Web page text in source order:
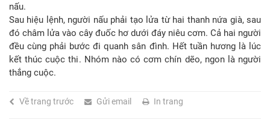
nấu.
Sau hiệu lệnh, người nấu phải tạo lửa từ hai thanh nứa già, sau
đó châm lửa vào cây đuốc hơ dưới đáy niêu cơm. Cả hai người
đều cùng phải bước đi quanh sân đình. Hết tuần hương là lúc
kết thúc cuộc thi. Nhóm nào có cơm chín dẽo, ngon là người
thắng cuộc.
Về trang trước Gửi email In trang